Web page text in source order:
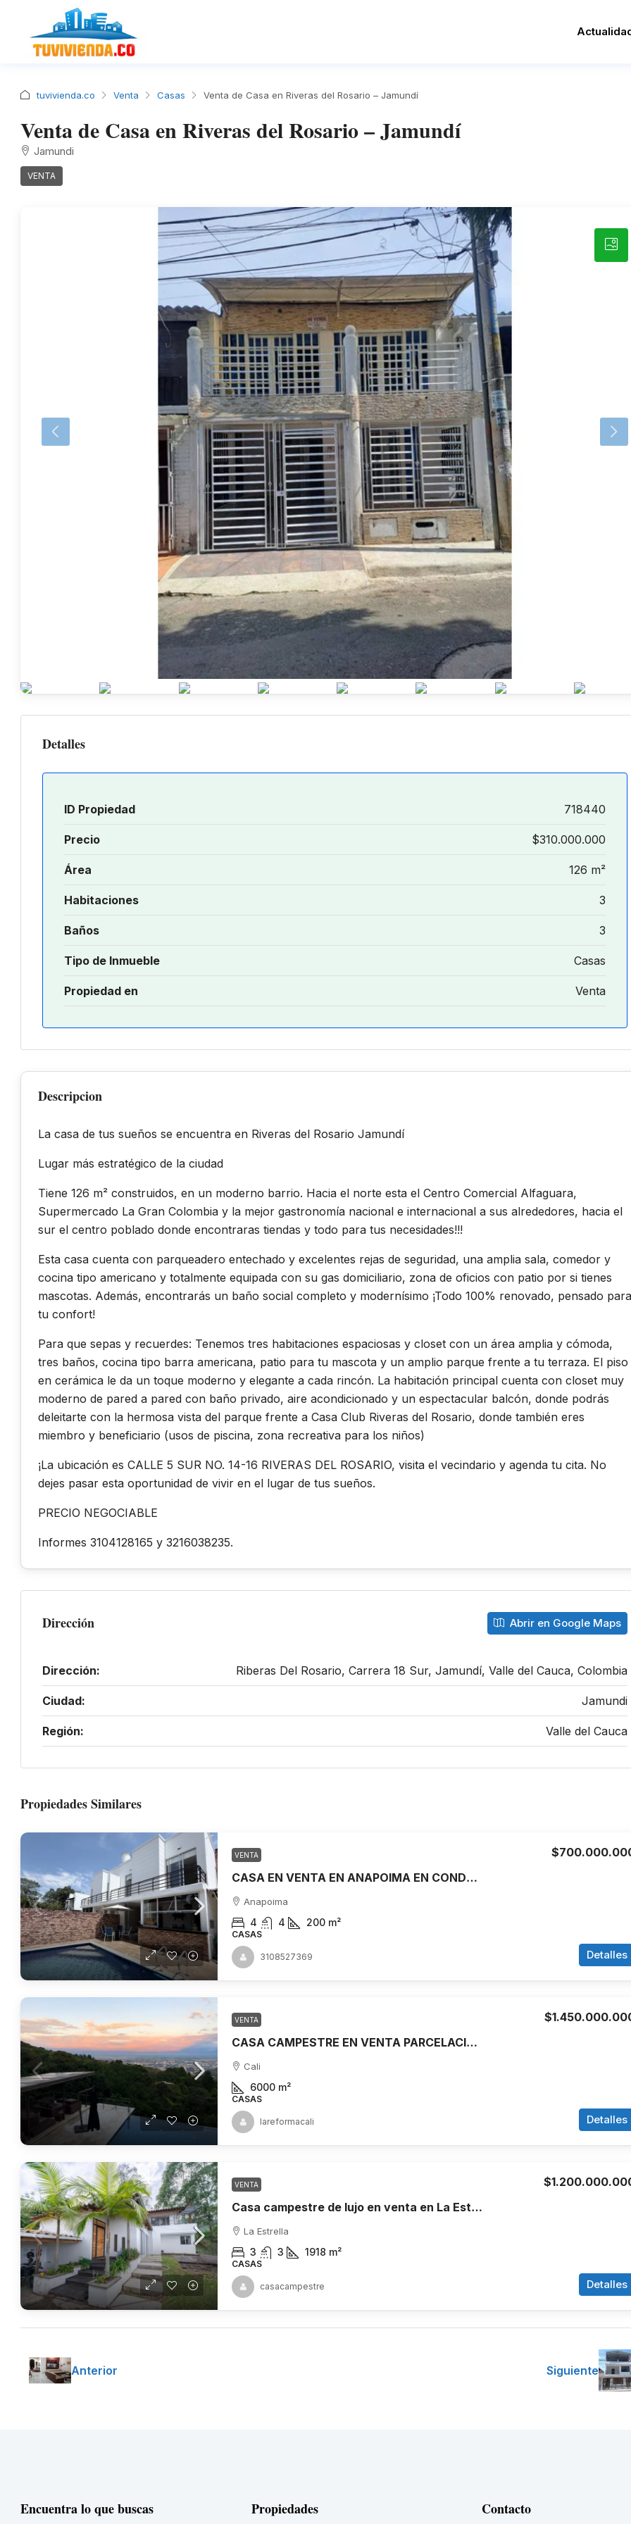
tuvivienda.co Venta Casas Venta de Casa en Riveras del Rosario – Jamundí
Venta de Casa en Riveras del Rosario – Jamundí
Jamundi
VENTA
Detalles
ID Propiedad 718440
Precio $310.000.000
Área 126 m²
Habitaciones 3
Baños 3
Tipo de Inmueble Casas
Propiedad en Venta
Descripcion
La casa de tus sueños se encuentra en Riveras del Rosario Jamundí
Lugar más estratégico de la ciudad
Tiene 126 m² construidos, en un moderno barrio. Hacia el norte esta el Centro Comercial Alfaguara,
Supermercado La Gran Colombia y la mejor gastronomía nacional e internacional a sus alrededores, hacia el
sur el centro poblado donde encontraras tiendas y todo para tus necesidades!!!
Esta casa cuenta con parqueadero entechado y excelentes rejas de seguridad, una amplia sala, comedor y
cocina tipo americano y totalmente equipada con su gas domiciliario, zona de oficios con patio por si tienes
mascotas. Además, encontrarás un baño social completo y modernísimo ¡Todo 100% renovado, pensado para
tu confort!
Para que sepas y recuerdes: Tenemos tres habitaciones espaciosas y closet con un área amplia y cómoda,
tres baños, cocina tipo barra americana, patio para tu mascota y un amplio parque frente a tu terraza. El piso
en cerámica le da un toque moderno y elegante a cada rincón. La habitación principal cuenta con closet muy
moderno de pared a pared con baño privado, aire acondicionado y un espectacular balcón, donde podrás
deleitarte con la hermosa vista del parque frente a Casa Club Riveras del Rosario, donde también eres
miembro y beneficiario (usos de piscina, zona recreativa para los niños)
¡La ubicación es CALLE 5 SUR NO. 14-16 RIVERAS DEL ROSARIO, visita el vecindario y agenda tu cita. No
dejes pasar esta oportunidad de vivir en el lugar de tus sueños.
PRECIO NEGOCIABLE
Informes 3104128165 y 3216038235.
Dirección Abrir en Google Maps
Dirección: Riberas Del Rosario, Carrera 18 Sur, Jamundí, Valle del Cauca, Colombia
Ciudad: Jamundi
Región: Valle del Cauca
Propiedades Similares
VENTA
CASA EN VENTA EN ANAPOIMA EN CONDOMINIO PRIVADO
Anapoima
4 4 200 m²
CASAS
Detalles
3108527369
VENTA
CASA CAMPESTRE EN VENTA PARCELACION LA REFORMA CRISTO REY, CALI
Cali
6000 m²
CASAS
Detalles
lareformacali
VENTA
Casa campestre de lujo en venta en La Estrella, Antioquia
La Estrella
3 3 1918 m²
CASAS
Detalles
casacampestre
Anterior Siguiente
Encuentra lo que buscas Propiedades Contacto